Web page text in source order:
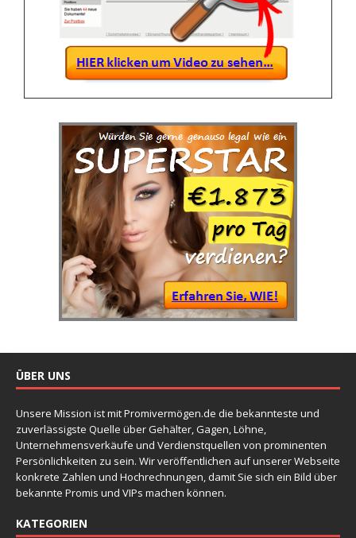
ÜBER UNS
Unsere Mission ist mit Promivermögen.de die bekannteste und
zuverlässigste Quelle über Gehälter, Gagen, Löhne,
Unternehmensverkäufe und Verdienstquellen von prominenten
Persönlichkeiten zu sein. Wir veröffentlichen auf unserer Webseite
konkrete Zahlen und Hochrechnungen, damit Sie sich ein Bild über
bekannte Promis und VIPs machen können.
KATEGORIEN